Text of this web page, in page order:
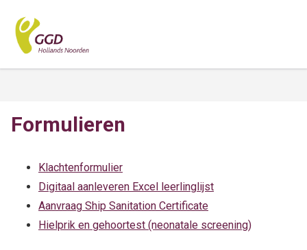
Formulieren
Klachtenformulier
Digitaal aanleveren Excel leerlinglijst
Aanvraag Ship Sanitation Certificate
Hielprik en gehoortest (neonatale screening)